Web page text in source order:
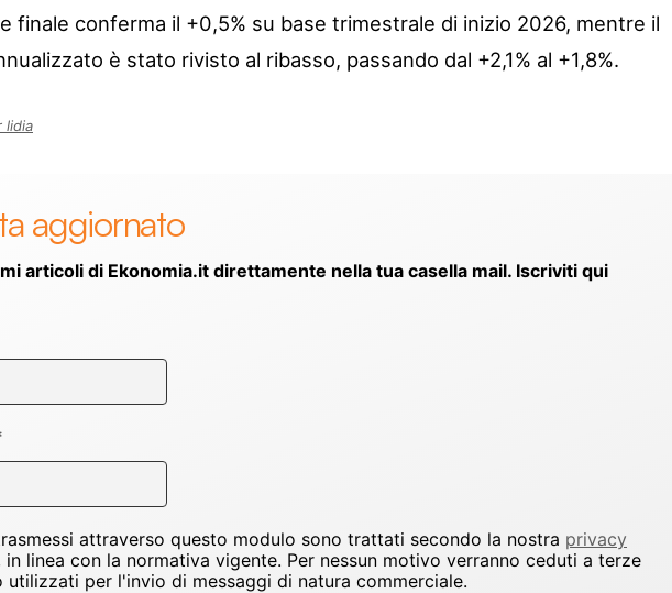
finale conferma il +0,5% su base trimestrale di inizio 2026, mentre il
è stato rivisto al ribasso, passando dal +2,1% al +1,8%.
lidia
aggiornato
articoli di Ekonomia.it direttamente nella tua casella mail. Iscriviti qui
attraverso questo modulo sono trattati secondo la nostra privacy
in linea con la normativa vigente. Per nessun motivo verranno ceduti a terze
utilizzati per l'invio di messaggi di natura commerciale.